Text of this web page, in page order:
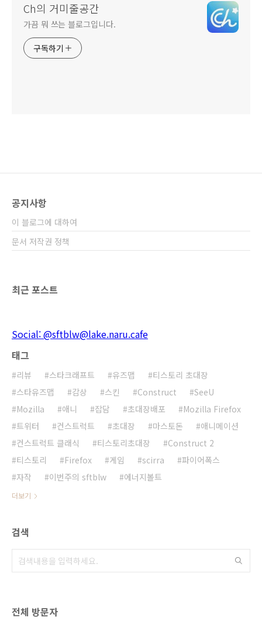
Ch의 거미줄공간
가끔 뭐 쓰는 블로그입니다.
구독하기
공지사항
이 블로그에 대하여
문서 저작권 정책
최근 포스트
Social: @sftblw@lake.naru.cafe
태그
리뷰 스타크래프트 유즈맵
티스토리 초대장
스타유즈맵
감상 스킨 Construct
SeeU
Mozilla
애니 잡담 초대장배포
Mozilla Firefox
트위터
컨스트럭트 초대장 마스토돈
애니메이션
컨스트럭트 클래식
티스토리초대장
Construct 2
티스토리
Firefox 게임 scirra
파이어폭스
자작
이번주의 sftblw 에너지볼트
더보기
검색
전체 방문자